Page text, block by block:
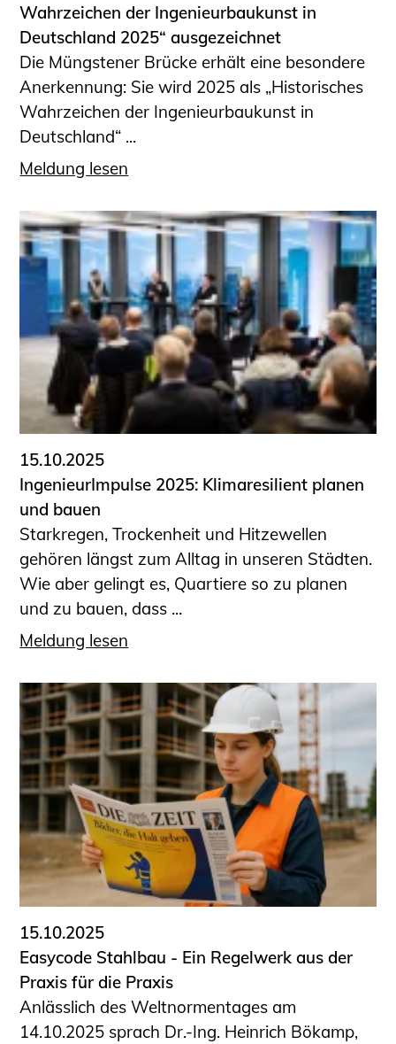
Wahrzeichen der Ingenieurbaukunst in
Deutschland 2025“ ausgezeichnet
Die Müngstener Brücke erhält eine besondere
Anerkennung: Sie wird 2025 als „Historisches
Wahrzeichen der Ingenieurbaukunst in
Deutschland“ ...
Meldung lesen
15.10.2025
IngenieurImpulse 2025: Klimaresilient planen
und bauen
Starkregen, Trockenheit und Hitzewellen
gehören längst zum Alltag in unseren Städten.
Wie aber gelingt es, Quartiere so zu planen
und zu bauen, dass ...
Meldung lesen
15.10.2025
Easycode Stahlbau - Ein Regelwerk aus der
Praxis für die Praxis
Anlässlich des Weltnormentages am
14.10.2025 sprach Dr.-Ing. Heinrich Bökamp,